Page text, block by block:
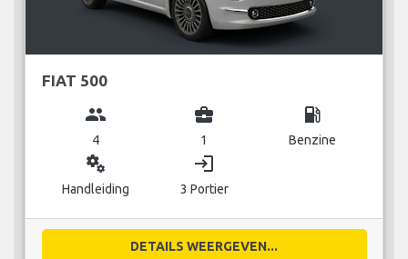
FIAT 500
group
4
business_center
1
local_gas_station
Benzine
miscellaneous_services
Handleiding
login
3 Portier
DETAILS WEERGEVEN...